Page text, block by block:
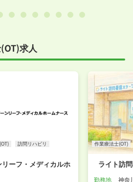
求人
訪問リハビリ
リーフ・メディカルホ
作業療法士(OT)
ライト訪
勤務地 神奈